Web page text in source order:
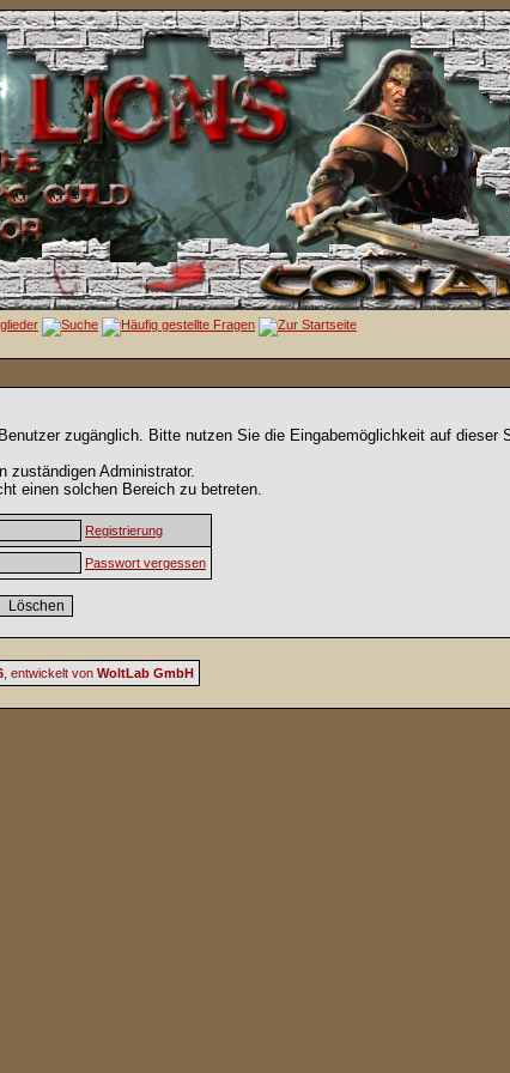
zugänglich. Bitte nutzen Sie die Eingabemöglichkeit auf dieser
zuständigen Administrator.
einen solchen Bereich zu betreten.
Registrierung
Passwort vergessen
, entwickelt von WoltLab GmbH